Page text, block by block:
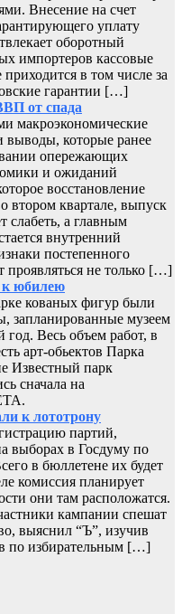
Внесение на счет
уплату
оборотный
импортеров кассовые
в том числе за
гарантии […]
от спада
макроэкономические
выводы, которые ранее
опережающих
и ожиданий
восстановление
втором квартале, выпуск
слабеть, а главным
внутренний
постепенного
проявляться не только […]
к юбилею
кованых фигур были
запланированные музеем
Весь объем работ, в
арт-обьектов Парка
Известный парк
сначала на
к лототрону
партий,
выборах в Госдуму по
в бюллетене их будет
комиссия планирует
они там расположатся.
кампании спешат
выяснил “Ъ”, изучив
по избирательным […]